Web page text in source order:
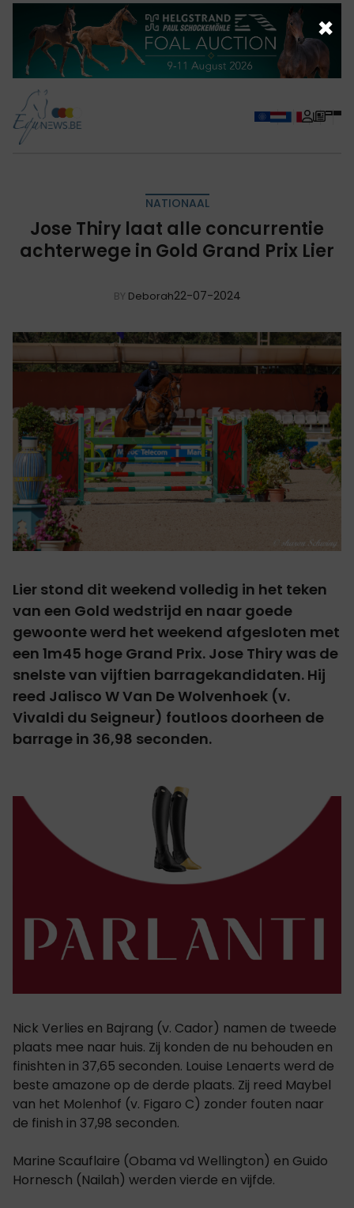
NATIONAAL
Jose Thiry laat alle concurrentie
achterwege in Gold Grand Prix Lier
BY Deborah22-07-2024
Lier stond dit weekend volledig in het teken
van een Gold wedstrijd en naar goede
gewoonte werd het weekend afgesloten met
een 1m45 hoge Grand Prix. Jose Thiry was de
snelste van vijftien barragekandidaten. Hij
reed Jalisco W Van De Wolvenhoek (v.
Vivaldi du Seigneur) foutloos doorheen de
barrage in 36,98 seconden.
Nick Verlies en Bajrang (v. Cador) namen de tweede
plaats mee naar huis. Zij konden de nu behouden en
finishten in 37,65 seconden. Louise Lenaerts werd de
beste amazone op de derde plaats. Zij reed Maybel
van het Molenhof (v. Figaro C) zonder fouten naar
de finish in 37,98 seconden.
Marine Scauflaire (Obama vd Wellington) en Guido
Hornesch (Nailah) werden vierde en vijfde.
×